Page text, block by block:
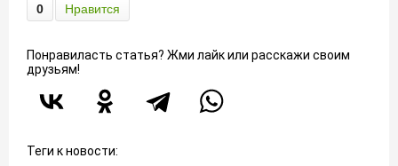
0 Нравится
Понравиласть статья? Жми лайк или расскажи своим
друзьям!
Теги к новости: